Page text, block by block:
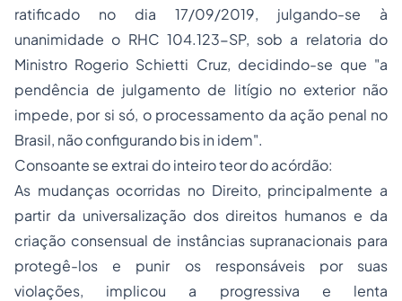
ratificado no dia 17/09/2019, julgando-se à
unanimidade o RHC 104.123-SP, sob a relatoria do
Ministro Rogerio Schietti Cruz, decidindo-se que "a
pendência de julgamento de litígio no exterior não
impede, por si só, o processamento da ação penal no
Brasil, não configurando bis in idem".
Consoante se extrai do inteiro teor do acórdão:
As mudanças ocorridas no Direito, principalmente a
partir da universalização dos direitos humanos e da
criação consensual de instâncias supranacionais para
protegê-los e punir os responsáveis por suas
violações, implicou a progressiva e lenta